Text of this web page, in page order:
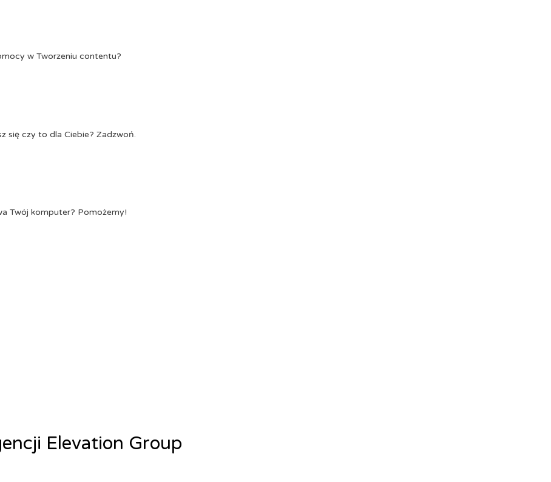
w Tworzeniu contentu?
się czy to dla Ciebie? Zadzwoń.
Twój komputer? Pomożemy!
Elevation Group